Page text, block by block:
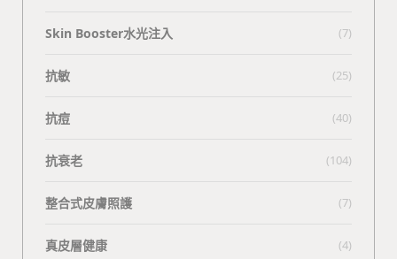
Skin Booster水光注入 (7)
抗敏 (25)
抗痘 (40)
抗衰老 (104)
整合式皮膚照護 (7)
真皮層健康 (4)